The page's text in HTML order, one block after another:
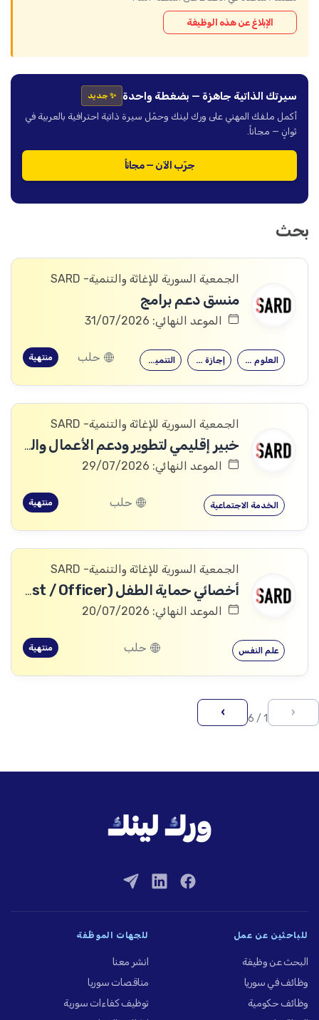
الإبلاغ عن هذه الوظيفة
سيرتك الذاتية جاهزة — بضغطة واحدة ✨ جديد
أكمل ملفك المهني على ورك لينك وحمّل سيرة ذاتية احترافية بالعربية في
ثوانٍ — مجاناً.
جرّب الآن — مجاناً
بحث
الجمعية السورية للإغاثة والتنمية- SARD
منسق دعم برامج
الموعد النهائي: 31/07/2026
التنمية الدولية إجازة هندسية… العلوم الاجتماعية حلب منتهية
الجمعية السورية للإغاثة والتنمية- SARD
خبير إقليمي لتطوير ودعم الأعمال والمشاريع (Regional Expert – Enterprise Ecosystem and Business Support Development)
الموعد النهائي: 29/07/2026
الخدمة الاجتماعية حلب منتهية
الجمعية السورية للإغاثة والتنمية- SARD
أخصائي حماية الطفل (Child Protection Specialist / Officer)
الموعد النهائي: 20/07/2026
علم النفس حلب منتهية
‹
1 / 6
›
للباحثين عن عمل
البحث عن وظيفة
وظائف في سوريا
وظائف حكومية
للجهات الموظِّفة
انشر معنا
مناقصات سوريا
توظيف كفاءات سورية